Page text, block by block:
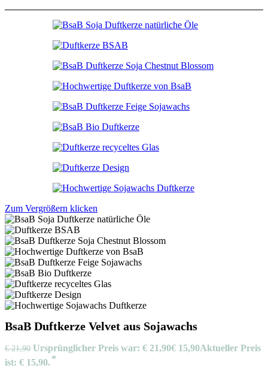
Zum Vergrößern klicken
BsaB Duftkerze Velvet aus Sojawachs
€21,90 Ursprünglicher Preis war: € 21,90€ 15,90Aktueller Preis
ist: € 15,90.